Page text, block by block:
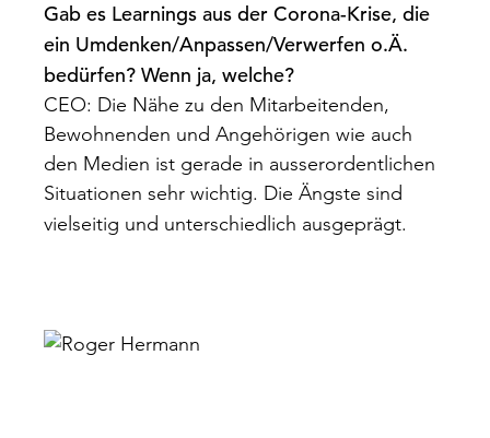
Gab es Learnings aus der Corona-Krise, die
ein Umdenken/Anpassen/Verwerfen o.Ä.
bedürfen? Wenn ja, welche?
CEO: Die Nähe zu den Mitarbeitenden,
Bewohnenden und Angehörigen wie auch
den Medien ist gerade in ausserordentlichen
Situationen sehr wichtig. Die Ängste sind
vielseitig und unterschiedlich ausgeprägt.